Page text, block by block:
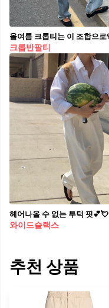
크롭반팔티
헤어나올 수 없는 투턱 핏💕💘
와이드슬랙스
추천 상품